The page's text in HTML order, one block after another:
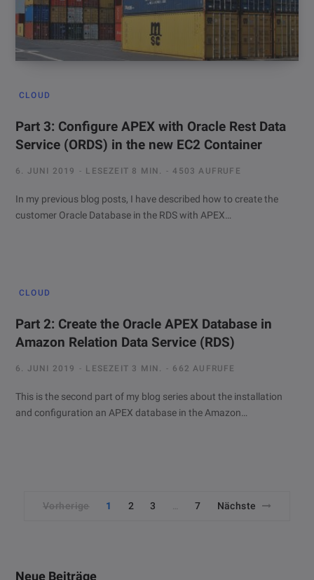
CLOUD
Part 3: Configure APEX with Oracle Rest Data
Service (ORDS) in the new EC2 Container
6. JUNI 2019 LESEZEIT 8 MIN. 4503 AUFRUFE
In my previous blog posts, I have described how to create the
customer Oracle Database in the RDS with APEX…
CLOUD
Part 2: Create the Oracle APEX Database in
Amazon Relation Data Service (RDS)
6. JUNI 2019 LESEZEIT 3 MIN. 662 AUFRUFE
This is the second part of my blog series about the installation
and configuration an APEX database in the Amazon…
Vorherige 1 2 3 7 Nächste
Neue Beiträge